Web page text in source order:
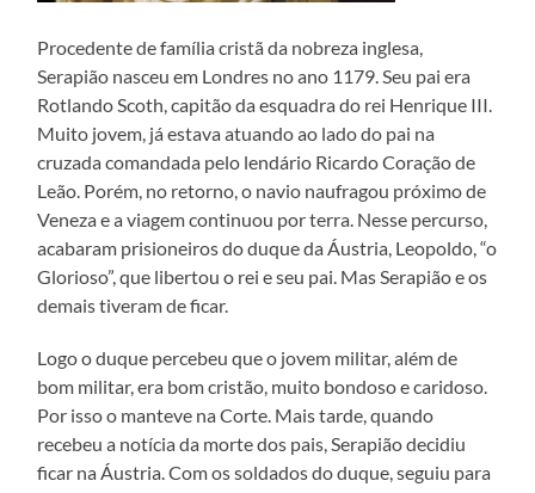
Procedente de família cristã da nobreza inglesa,
Serapião nasceu em Londres no ano 1179. Seu pai era
Rotlando Scoth, capitão da esquadra do rei Henrique III.
Muito jovem, já estava atuando ao lado do pai na
cruzada comandada pelo lendário Ricardo Coração de
Leão. Porém, no retorno, o navio naufragou próximo de
Veneza e a viagem continuou por terra. Nesse percurso,
acabaram prisioneiros do duque da Áustria, Leopoldo, “o
Glorioso”, que libertou o rei e seu pai. Mas Serapião e os
demais tiveram de ficar.
Logo o duque percebeu que o jovem militar, além de
bom militar, era bom cristão, muito bondoso e caridoso.
Por isso o manteve na Corte. Mais tarde, quando
recebeu a notícia da morte dos pais, Serapião decidiu
ficar na Áustria. Com os soldados do duque, seguiu para